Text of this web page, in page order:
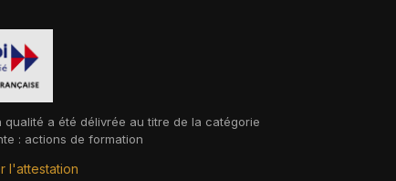
qualité a été délivrée au titre de la catégorie
: actions de formation
l'attestation